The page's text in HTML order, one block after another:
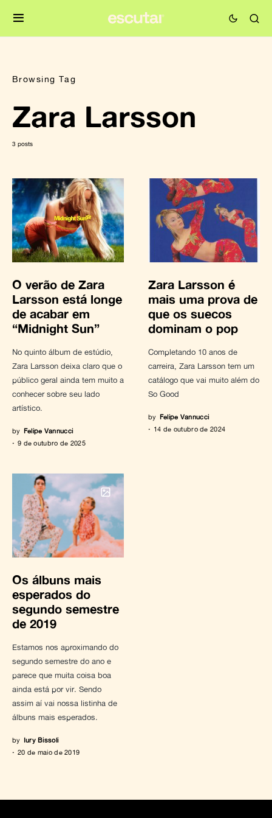
Browsing Tag
Zara Larsson
3 posts
O verão de Zara
Larsson está longe
de acabar em
“Midnight Sun”
No quinto álbum de estúdio,
Zara Larsson deixa claro que o
público geral ainda tem muito a
conhecer sobre seu lado
artístico.
by Felipe Vannucci
9 de outubro de 2025
Zara Larsson é
mais uma prova de
que os suecos
dominam o pop
Completando 10 anos de
carreira, Zara Larsson tem um
catálogo que vai muito além do
So Good
by Felipe Vannucci
14 de outubro de 2024
Os álbuns mais
esperados do
segundo semestre
de 2019
Estamos nos aproximando do
segundo semestre do ano e
parece que muita coisa boa
ainda está por vir. Sendo
assim aí vai nossa listinha de
álbuns mais esperados.
by Iury Bissoli
20 de maio de 2019